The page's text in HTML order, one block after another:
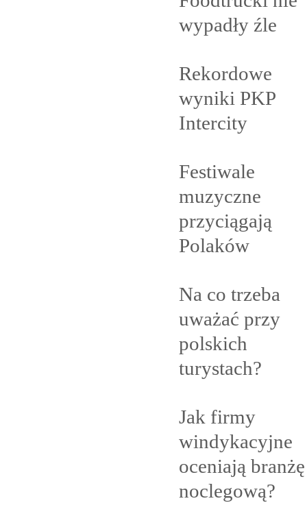
wypadły źle
Rekordowe
wyniki PKP
Intercity
Festiwale
muzyczne
przyciągają
Polaków
Na co trzeba
uważać przy
polskich
turystach?
Jak firmy
windykacyjne
oceniają branżę
noclegową?